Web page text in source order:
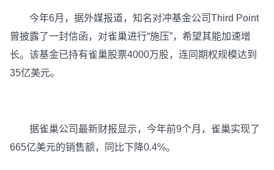
今年6月，据外媒报道，知名对冲基金公司Third Point
曾披露了一封信函，对雀巢进行“施压”，希望其能加速增
长。该基金已持有雀巢股票4000万股，连同期权规模达到
35亿美元。
据雀巢公司最新财报显示，今年前9个月，雀巢实现了
665亿美元的销售额，同比下降0.4%。